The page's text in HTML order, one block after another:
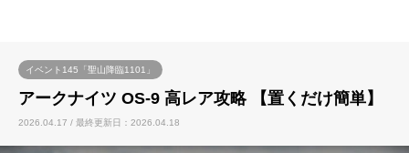
イベント145「聖山降臨1101」
アークナイツ OS-9 高レア攻略 【置くだけ簡単】
2026.04.17 / 最終更新日：2026.04.18